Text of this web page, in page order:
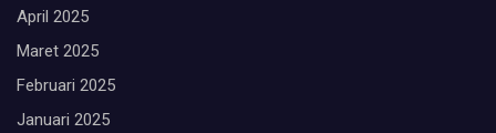
April 2025
Maret 2025
Februari 2025
Januari 2025